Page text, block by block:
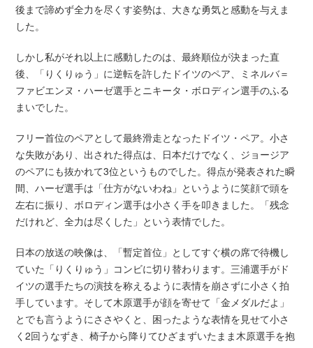
後まで諦めず全力を尽くす姿勢は、大きな勇気と感動を与えま
した。
しかし私がそれ以上に感動したのは、最終順位が決まった直
後、「りくりゅう」に逆転を許したドイツのペア、ミネルバ＝
ファビエンヌ・ハーゼ選手とニキータ・ボロディン選手のふる
まいでした。
フリー首位のペアとして最終滑走となったドイツ・ペア。小さ
な失敗があり、出された得点は、日本だけでなく、ジョージア
のペアにも抜かれて3位というものでした。得点が発表された瞬
間、ハーゼ選手は「仕方がないわね」というように笑顔で頭を
左右に振り、ボロディン選手は小さく手を叩きました。「残念
だけれど、全力は尽くした」という表情でした。
日本の放送の映像は、「暫定首位」としてすぐ横の席で待機し
ていた「りくりゅう」コンビに切り替わります。三浦選手がド
イツの選手たちの演技を称えるように表情を崩さずに小さく拍
手しています。そして木原選手が顔を寄せて「金メダルだよ」
とでも言うようにささやくと、困ったような表情を見せて小さ
く2回うなずき、椅子から降りてひざまずいたまま木原選手を抱